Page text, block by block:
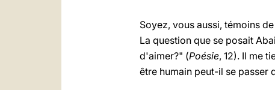
Soyez, vous aussi, témoins
La question que se posait
d'aimer?" (Poésie, 12). Il me
être humain peut-il se passer